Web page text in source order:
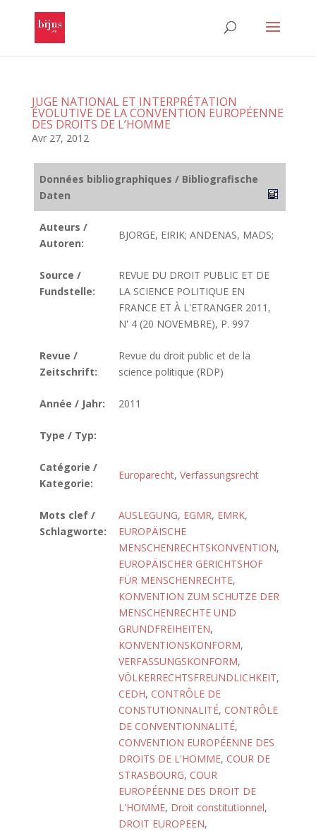
JUGE NATIONAL ET INTERPRÉTATION
ÉVOLUTIVE DE LA CONVENTION EUROPÉENNE
DES DROITS DE L’HOMME
Avr 27, 2012
Données bibliographiques / Bibliografische
Daten
Auteurs /
Autoren:
BJORGE, EIRIK; ANDENAS, MADS;
Source /
Fundstelle:
REVUE DU DROIT PUBLIC ET DE
LA SCIENCE POLITIQUE EN
FRANCE ET À L'ETRANGER 2011,
N' 4 (20 NOVEMBRE), P. 997
Revue /
Zeitschrift:
Revue du droit public et de la
science politique (RDP)
Année / Jahr: 2011
Type / Typ:
Catégorie /
Kategorie:
Europarecht, Verfassungsrecht
Mots clef /
Schlagworte:
AUSLEGUNG, EGMR, EMRK,
EUROPÄISCHE
MENSCHENRECHTSKONVENTION,
EUROPÄISCHER GERICHTSHOF
FÜR MENSCHENRECHTE,
KONVENTION ZUM SCHUTZE DER
MENSCHENRECHTE UND
GRUNDFREIHEITEN,
KONVENTIONSKONFORM,
VERFASSUNGSKONFORM,
VÖLKERRECHTSFREUNDLICHKEIT,
CEDH, CONTRÔLE DE
CONSTUTIONNALITÉ, CONTRÔLE
DE CONVENTIONNALITÉ,
CONVENTION EUROPÉENNE DES
DROITS DE L'HOMME, COUR DE
STRASBOURG, COUR
EUROPÉENNE DES DROIT DE
L'HOMME, Droit constitutionnel,
DROIT EUROPEEN,